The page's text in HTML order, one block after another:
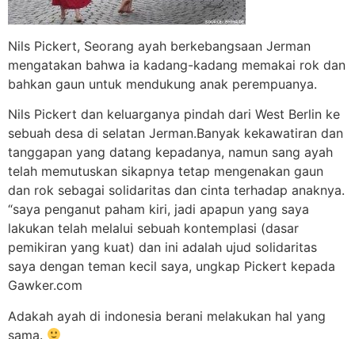
Nils Pickert, Seorang ayah berkebangsaan Jerman
mengatakan bahwa ia kadang-kadang memakai rok dan
bahkan gaun untuk mendukung anak perempuanya.
Nils Pickert dan keluarganya pindah dari West Berlin ke
sebuah desa di selatan Jerman.Banyak kekawatiran dan
tanggapan yang datang kepadanya, namun sang ayah
telah memutuskan sikapnya tetap mengenakan gaun
dan rok sebagai solidaritas dan cinta terhadap anaknya.
“saya penganut paham kiri, jadi apapun yang saya
lakukan telah melalui sebuah kontemplasi (dasar
pemikiran yang kuat) dan ini adalah ujud solidaritas
saya dengan teman kecil saya, ungkap Pickert kepada
Gawker.com
Adakah ayah di indonesia berani melakukan hal yang
sama.